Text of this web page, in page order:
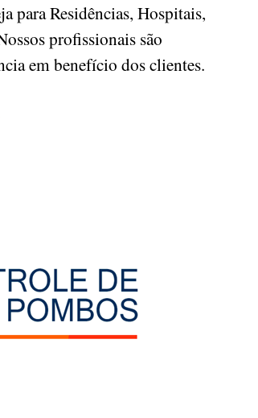
para Residências, Hospitais,
profissionais são
em benefício dos clientes.